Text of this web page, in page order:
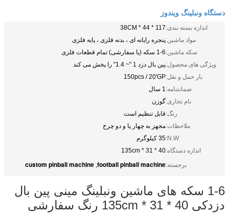
دستگاه ونبلینگ ویندوز
اندازه بسته بندی:117 * 44 * 38CM
مواد ماشین:پنجره رایانه ای ، بدنه فلزی ، پایه فلزی
سکه ماشین:1-6 سکه (یا سفارشی) تمام قطعات فلزی
ویژگی های محصول:پین بال دزد 1 "~ 1.4" را پخش می کند
بار حمل و نقل:150pcs / 20'GP
ضمانتنامه:1 سال
نام تجاری:گوزن
رنگ:قابل تنظیم است
ملاحظات:مجهز به چهار پا و دو چرخ
N.W: 35 کیلوگرم
اندازه دستگاه:40 * 31 * 135cm
برجسته:football pinball machine
,
custom pinball machine
1-6 سکه های ماشین ونبلینگ مینی پین بال
دزدکی 40 * 31 * 135cm رنگ سفارشی